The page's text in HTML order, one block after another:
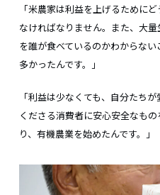
「米農家は利益を上げるために
なければなりません。また、大
を誰が食べているのかわからな
多かったんです。」
「利益は少なくても、自分たち
くださる消費者に安心安全なも
り、有機農業を始めたんです。」